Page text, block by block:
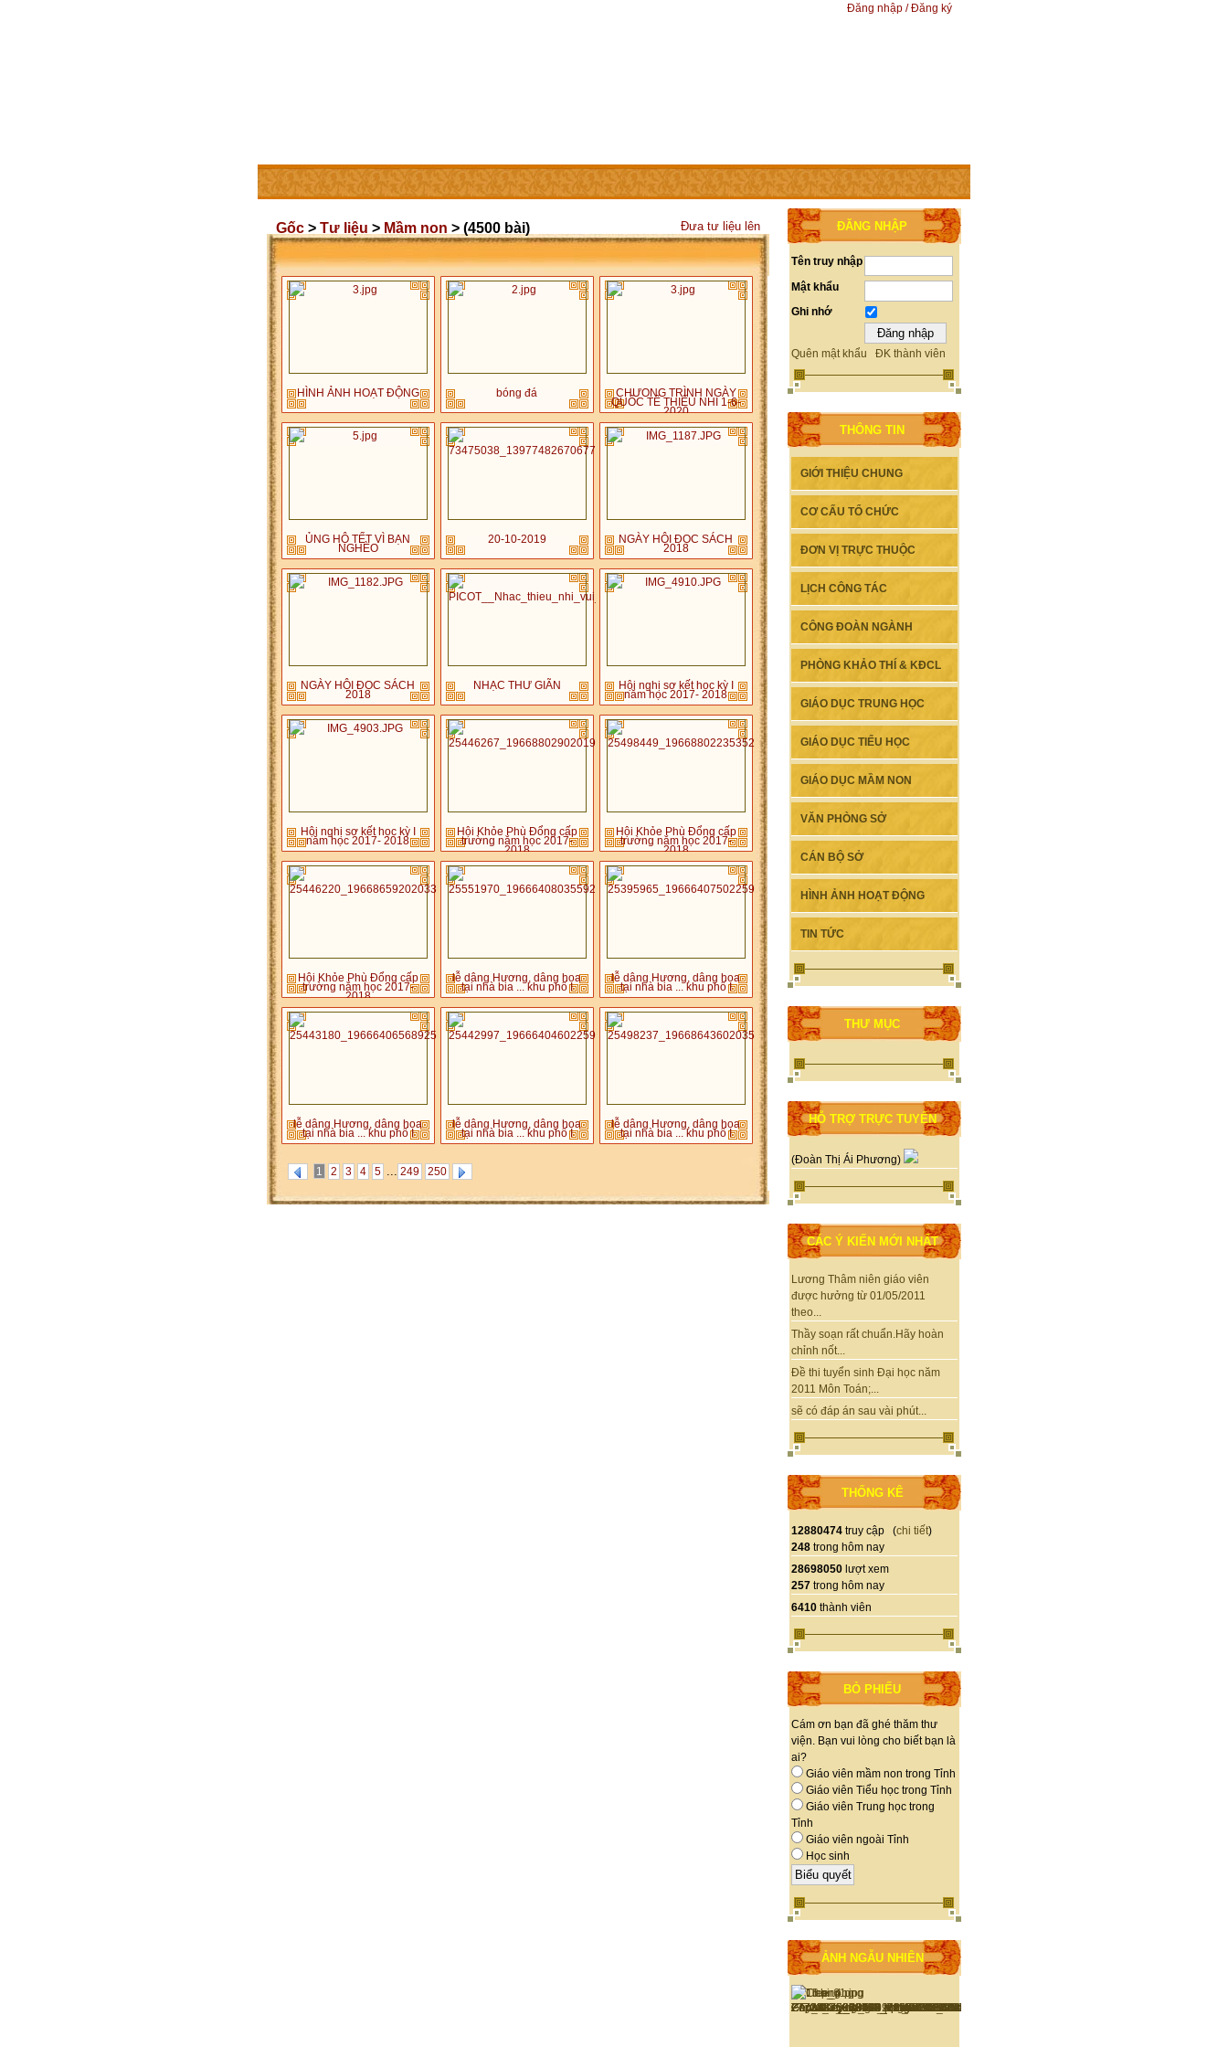
Đăng nhập / Đăng ký
TRANG CHỦ THÀNH VIÊN LIÊN HỆ CÁC TRANG TRỰC THUỘC
ĐĂNG NHẬP
Tên truy nhập
Mật khẩu
Ghi nhớ
Quên mật khẩu ĐK thành viên
THÔNG TIN
GIỚI THIỆU CHUNG
CƠ CẤU TỔ CHỨC
ĐƠN VỊ TRỰC THUỘC
LỊCH CÔNG TÁC
CÔNG ĐOÀN NGÀNH
PHÒNG KHẢO THÍ & KĐCL
GIÁO DỤC TRUNG HỌC
GIÁO DỤC TIỂU HỌC
GIÁO DỤC MẦM NON
VĂN PHÒNG SỞ
CÁN BỘ SỞ
HÌNH ẢNH HOẠT ĐỘNG
TIN TỨC
THƯ MỤC
HỖ TRỢ TRỰC TUYẾN
(Đoàn Thị Ái Phương)
CÁC Ý KIẾN MỚI NHẤT
Lương Thâm niên giáo viên
được hưởng từ 01/05/2011
theo...
Thầy soạn rất chuẩn.Hãy hoàn
chỉnh nốt...
Đề thi tuyển sinh Đại học năm
2011 Môn Toán;...
sẽ có đáp án sau vài phút...
THỐNG KÊ
12880474 truy cập (chi tiết)
248 trong hôm nay
28698050 lượt xem
257 trong hôm nay
6410 thành viên
BỎ PHIẾU
Cám ơn bạn đã ghé thăm thư
viện. Bạn vui lòng cho biết bạn là
ai?
Giáo viên mầm non trong Tỉnh
Giáo viên Tiểu học trong Tỉnh
Giáo viên Trung học trong
Tỉnh
Giáo viên ngoài Tỉnh
Học sinh
ẢNH NGẪU NHIÊN
Đưa tư liệu lên
Gốc > Tư liệu > Mầm non > (4500 bài)
HÌNH ẢNH HOẠT ĐỘNG bóng đá CHƯONG TRÌNH NGÀY
QUỐC TẾ THIẾU NHI 1-6-
2020
ỦNG HỘ TẾT VÌ BẠN
NGHÈO
20-10-2019 NGÀY HỘI ĐỌC SÁCH
2018
NGÀY HỘI ĐỌC SÁCH
2018
NHẠC THƯ GIÃN Hội nghị sơ kết học kỳ I
năm học 2017- 2018
Hội nghị sơ kết học kỳ I
năm học 2017- 2018
Hội Khỏe Phù Đổng cấp
trường năm học 2017-
2018
Hội Khỏe Phù Đổng cấp
trường năm học 2017-
2018
Hội Khỏe Phù Đổng cấp
trường năm học 2017-
2018
lễ dâng Hương, dâng hoa
tại nhà bia ... khu phố I
lễ dâng Hương, dâng hoa
tại nhà bia ... khu phố I
lễ dâng Hương, dâng hoa
tại nhà bia ... khu phố I
lễ dâng Hương, dâng hoa
tại nhà bia ... khu phố I
lễ dâng Hương, dâng hoa
tại nhà bia ... khu phố I
1 2 3 4 5 ... 249 250